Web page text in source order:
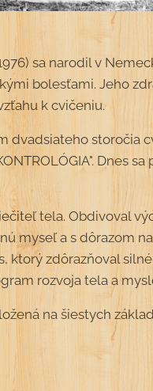
sa narodil v
bolesťami. Jeho
k cvičeniu.
dvadsiateho storočia
Dnes
tela. Obdivoval
myseľ a s dôrazom
ktorý zdôrazňoval
rozvoja tela a
na šiestych